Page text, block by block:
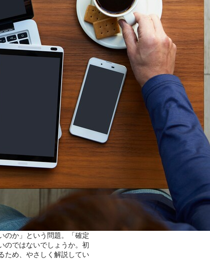
のか」という問題。「確定
ではないでしょうか。初
ため、やさしく解説してい